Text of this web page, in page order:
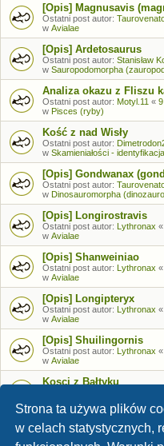
Strona ta używa plików
w celach statystycznych,
[Opis] Magnusavis
Ostatni post autor:
w Avialae
[Opis] Ardetosaurus
Ostatni post autor: Stanisław
w Sauropodomorpha
Analiza okazu z Fliszu
Ostatni post autor: Motyl.11 «
w Pisces (ryby)
Kość z nad Wisły
Ostatni post autor:
w Skamieniałości - identyfikacja
[Opis] Gondwanax
Ostatni post autor:
w Dinosauromorpha
[Opis] Longirostravis
Ostatni post autor: Lythronax «
w Avialae
[Opis] Shanweiniao
Ostatni post autor: Lythronax «
w Avialae
[Opis] Longipteryx
Ostatni post autor: Lythronax «
w Avialae
[Opis] Shuilingornis
Ostatni post autor: Lythronax «
w Avialae
Kosci z Bałtyku
Skamieniałości - identyfikacja